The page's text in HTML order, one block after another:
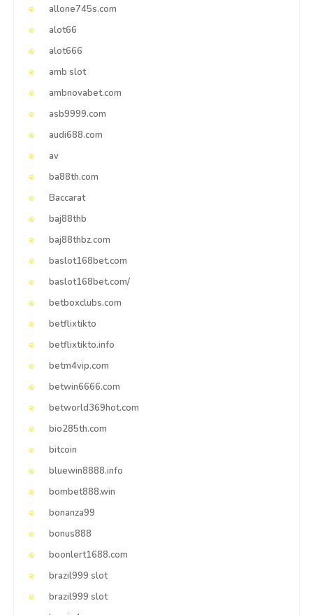
allone745s.com
alot66
alot666
amb slot
ambnovabet.com
asb9999.com
audi688.com
av
ba88th.com
Baccarat
baj88thb
baj88thbz.com
baslot168bet.com
baslot168bet.com/
betboxclubs.com
betflixtikto
betflixtikto.info
betm4vip.com
betwin6666.com
betworld369hot.com
bio285th.com
bitcoin
bluewin8888.info
bombet888.win
bonanza99
bonus888
boonlert1688.com
brazil999 slot
brazil999 slot